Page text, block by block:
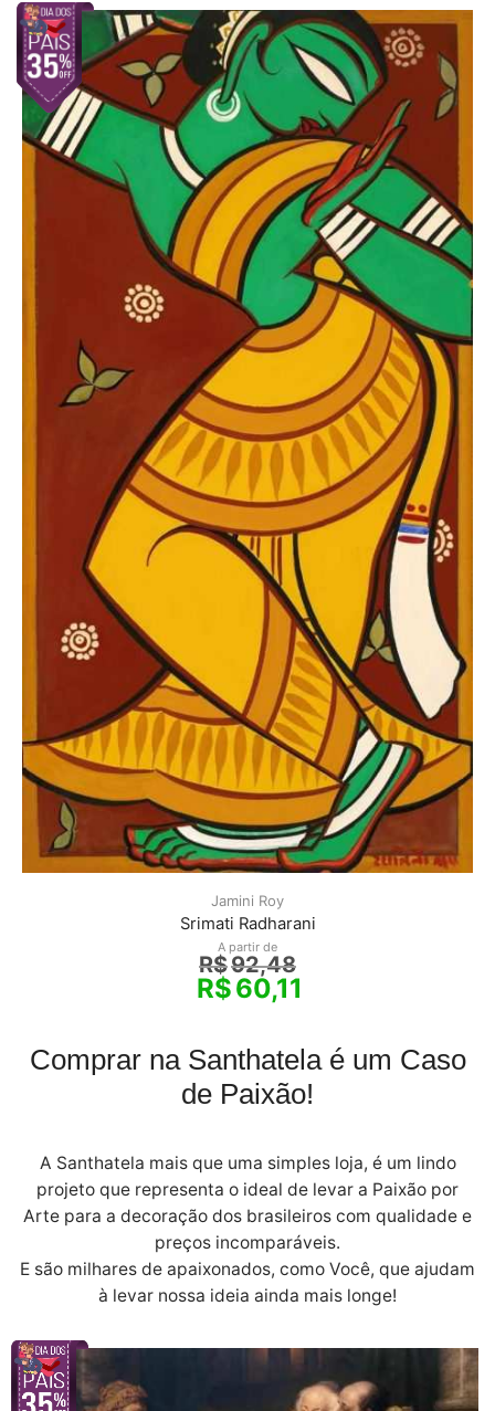
Jamini Roy
Srimati Radharani
A partir de
R$92,48
R$60,11
Comprar na Santhatela é um Caso
de Paixão!
A Santhatela mais que uma simples loja, é um lindo
projeto que representa o ideal de levar a Paixão por
Arte para a decoração dos brasileiros com qualidade e
preços incomparáveis.
E são milhares de apaixonados, como Você, que ajudam
à levar nossa ideia ainda mais longe!